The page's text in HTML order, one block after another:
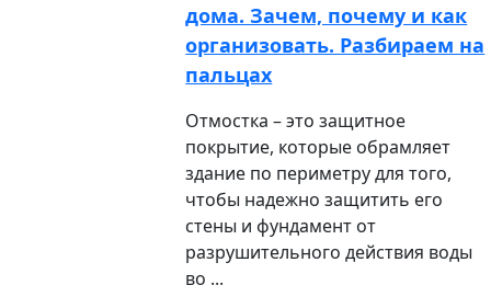
дома. Зачем, почему и как
организовать. Разбираем на
пальцах
Отмостка – это защитное
покрытие, которые обрамляет
здание по периметру для того,
чтобы надежно защитить его
стены и фундамент от
разрушительного действия воды
во ...